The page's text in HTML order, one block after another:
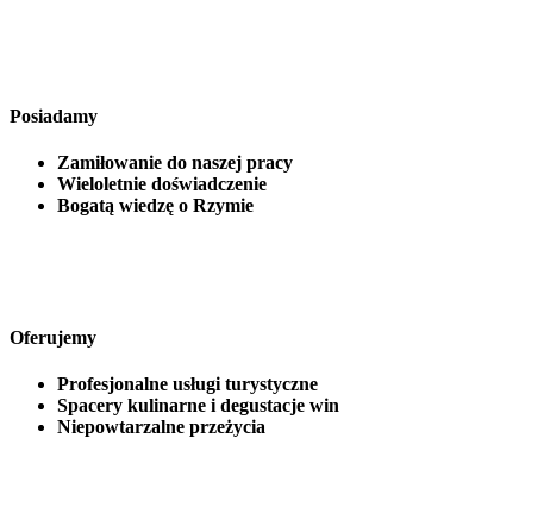
Posiadamy
Zamiłowanie do naszej pracy
Wieloletnie doświadczenie
Bogatą wiedzę o Rzymie
Oferujemy
Profesjonalne usługi turystyczne
Spacery kulinarne i degustacje win
Niepowtarzalne przeżycia